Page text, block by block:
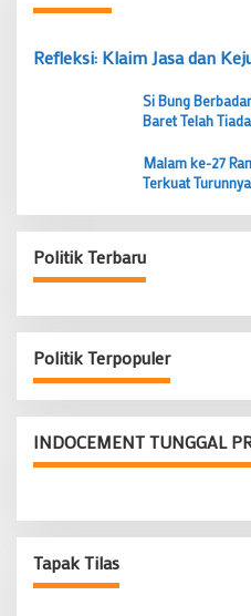
Refleksi: Klaim Jasa dan
Si Bung
Baret Telah
Malam ke-27
Terkuat
Politik Terbaru
Politik Terpopuler
INDOCEMENT TUNGGAL
Tapak Tilas